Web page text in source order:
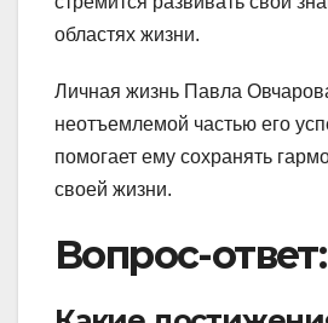
областях жизни.
Личная жизнь Павла
неотъемлемой частью его
помогает ему сохранять
своей жизни.
Вопрос-ответ: